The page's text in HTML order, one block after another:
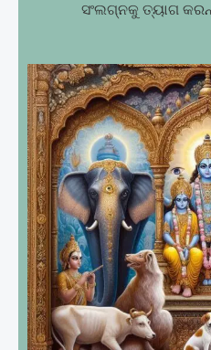
ସଂଲଗ୍ନକୁ ତ୍ୟାଗ